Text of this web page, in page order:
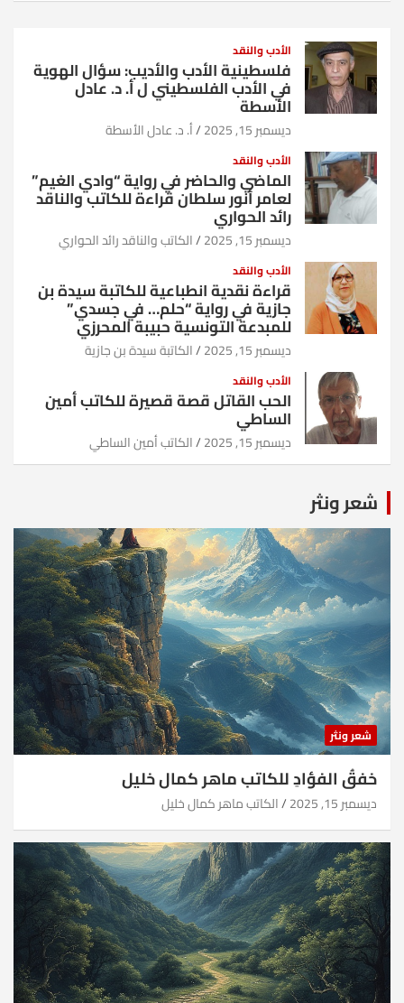
الأدب والنقد
فلسطينية الأدب والأديب: سؤال الهوية
في الأدب الفلسطيني ل أ. د. عادل
الأسطة
ديسمبر 15, 2025 أ. د. عادل الأسطة
الأدب والنقد
الماضي والحاضر في رواية “وادي الغيم”
لعامر أنور سلطان قراءة للكاتب والناقد
رائد الحواري
ديسمبر 15, 2025 الكاتب والناقد رائد الحواري
الأدب والنقد
قراءة نقدية انطباعية للكاتبة سيدة بن
جازية في رواية “حلم… في جسدي”
للمبدعة التونسية حبيبة المحرزي
ديسمبر 15, 2025 الكاتبة سيدة بن جازية
الأدب والنقد
الحب القاتل قصة قصيرة للكاتب أمين
الساطي
ديسمبر 15, 2025 الكاتب أمين الساطي
شعر ونثر
شعر ونثر
خفقُ الفؤادِ للكاتب ماهر كمال خليل
ديسمبر 15, 2025 الكاتب ماهر كمال خليل